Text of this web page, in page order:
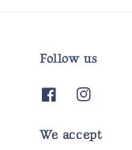
Follow us
We accept